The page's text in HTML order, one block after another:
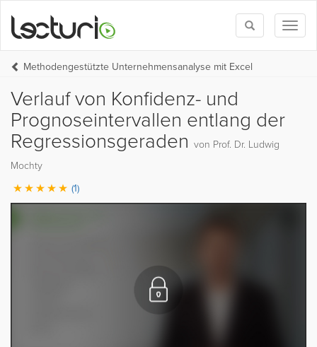
Toggle
search
Methodengestützte Unternehmensanalyse mit Excel
Verlauf von Konfidenz- und
Prognoseintervallen entlang der
Regressionsgeraden von Prof. Dr. Ludwig
Mochty
(1)